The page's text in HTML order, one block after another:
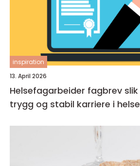
inspiration
13. April 2026
Helsefagarbeider fagbrev slik bygger du en
trygg og stabil karriere i helse